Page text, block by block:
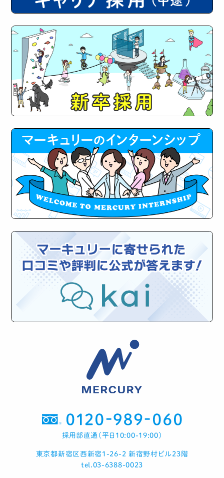
採用部直通（平日10:00-19:00）
東京都新宿区西新宿1-26-2 新宿野村ビル23階
tel.03-6388-0023